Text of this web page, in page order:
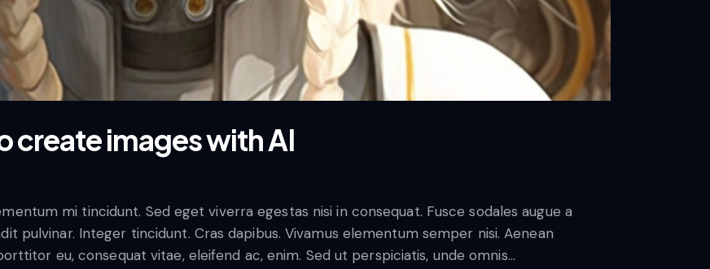
create images with AI
mi tincidunt. Sed eget viverra egestas nisi in consequat. Fusce sodales augue a
pulvinar. Integer tincidunt. Cras dapibus. Vivamus elementum semper nisi. Aenean
eu, consequat vitae, eleifend ac, enim. Sed ut perspiciatis, unde omnis…